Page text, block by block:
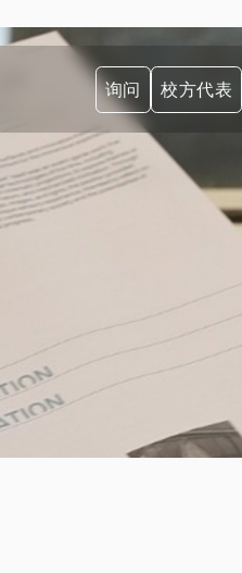
询问 校方代表